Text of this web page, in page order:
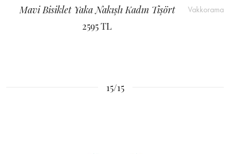
Mavi Bisiklet Yaka Nakışlı Kadın Tişört
2595 TL
Vakkorama
15/15